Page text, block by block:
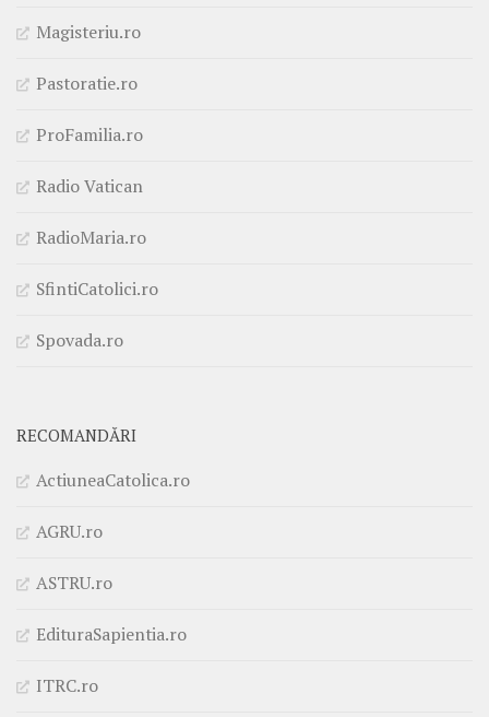
Magisteriu.ro
Pastoratie.ro
ProFamilia.ro
Radio Vatican
RadioMaria.ro
SfintiCatolici.ro
Spovada.ro
RECOMANDĂRI
ActiuneaCatolica.ro
AGRU.ro
ASTRU.ro
EdituraSapientia.ro
ITRC.ro